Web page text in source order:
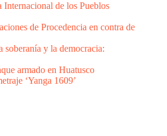
de los Pueblos
de Procedencia en contra de
soberanía y la democracia:
armado en Huatusco
‘Yanga 1609’